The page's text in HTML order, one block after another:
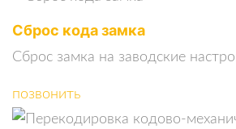
Сброс кода замка
Сброс замка на заводские
позвонить